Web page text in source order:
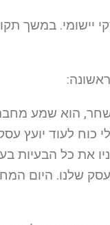
הוא שמע
כל הבעיות